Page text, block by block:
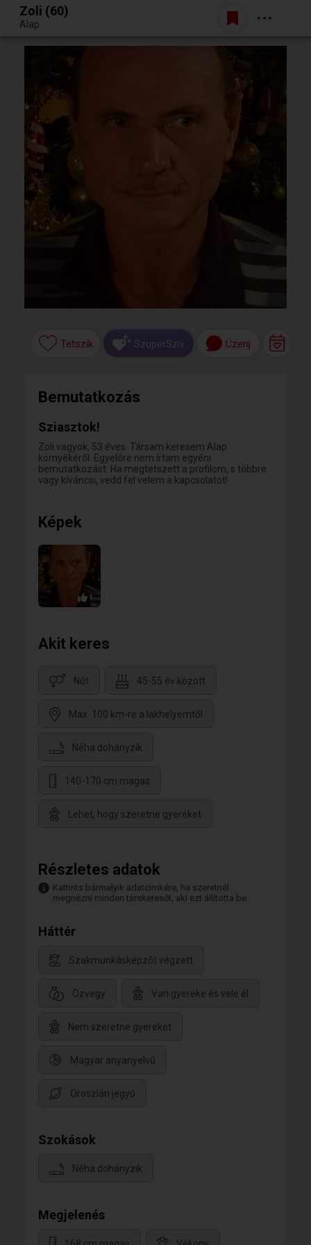
Egy jó randiból bármi lehet.
Belépés
Zoli (60)
Alap
Tetszik SzuperSzív Üzenj
Bemutatkozás
Sziasztok!
Zoli vagyok, 53 éves. Társam keresem Alap
környékéről. Egyelőre nem írtam egyéni
bemutatkozást. Ha megtetszett a profilom, s többre
vagy kíváncsi, vedd fel velem a kapcsolatot!
Képek
1
Akit keres
Nőt 45-55 év között
Max. 100 km-re a lakhelyemtől
Néha dohányzik
140-170 cm magas
Lehet, hogy szeretne gyereket
Részletes adatok
Kattints bármelyik adatcímkére, ha szeretnél
megnézni minden társkeresőt, aki ezt állította be.
Háttér
Szakmunkásképzőt végzett
Özvegy Van gyereke és vele él
Nem szeretne gyereket
Magyar anyanyelvű
Oroszlán jegyű
Szokások
Néha dohányzik
Megjelenés